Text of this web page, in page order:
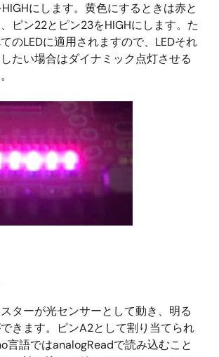
にします。黄色にするときは赤と
ピン22とピン23をHIGHにします。た
のLEDに適用されますので、LEDそれ
たい場合はダイナミック点灯させる
ターが光センサーとして動き、明る
きます。ピンA2として割り当てられ
言語ではanalogReadで読み込むこと